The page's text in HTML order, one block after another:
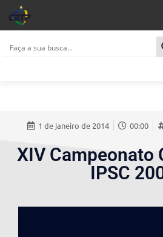
1 de janeiro de 2014 00:00
XIV Campeonato
IPSC